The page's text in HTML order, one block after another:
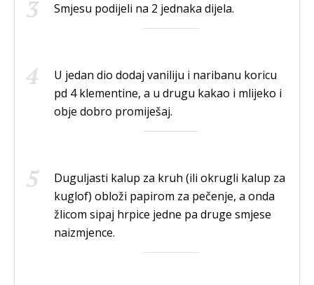
Smjesu podijeli na 2 jednaka dijela.
U jedan dio dodaj vaniliju i naribanu koricu
pd 4 klementine, a u drugu kakao i mlijeko i
obje dobro promiješaj.
Duguljasti kalup za kruh (ili okrugli kalup za
kuglof) obloži papirom za pečenje, a onda
žlicom sipaj hrpice jedne pa druge smjese
naizmjence.